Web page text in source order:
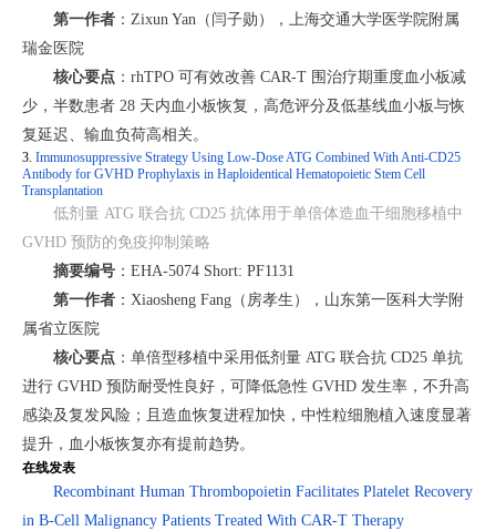
第一作者 ： Zixun Yan（闫子勋），上海交通大学医学院附属
瑞金医院
核心要点 ： rhTPO 可有效改善 CAR-T 围治疗期重度血小板减
少，半数患者 28 天内血小板恢复，高危评分及低基线血小板与恢
复延迟、输血负荷高相关。
3. Immunosuppressive Strategy Using Low-Dose ATG Combined With Anti-CD25
Antibody for GVHD Prophylaxis in Haploidentical Hematopoietic Stem Cell
Transplantation
低剂量 ATG 联合抗 CD25 抗体用于单倍体造血干细胞移植中
GVHD 预防的免疫抑制策略
摘要编号 ： EHA-5074 Short: PF1131
第一作者 ： Xiaosheng Fang（房孝生），山东第一医科大学附
属省立医院
核心要点 ： 单倍型移植中采用低剂量 ATG 联合抗 CD25 单抗
进行 GVHD 预防耐受性良好，可降低急性 GVHD 发生率，不升高
感染及复发风险；且造血恢复进程加快，中性粒细胞植入速度显著
提升，血小板恢复亦有提前趋势。
在线发表
Recombinant Human Thrombopoietin Facilitates Platelet Recovery
in B-Cell Malignancy Patients Treated With CAR-T Therapy